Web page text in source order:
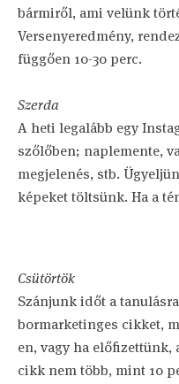
bármiről, ami velünk
Versenyeredmény,
függően 10-30 perc.
Szerda
A heti legalább egy
szőlőben; naplemente,
megjelenés, stb.
képeket töltsünk. Ha a
Csütörtök
Szánjunk időt a
bormarketinges cikket,
en, vagy ha előfizettünk,
cikk nem több, mint 10